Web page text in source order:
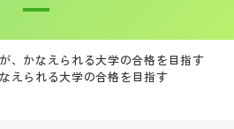
、かなえられる大学の合格を目指す
えられる大学の合格を目指す